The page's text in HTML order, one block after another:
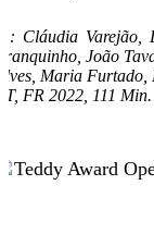
Cláudia Varejão,
João
Maria
FR 2022, 111 Min.